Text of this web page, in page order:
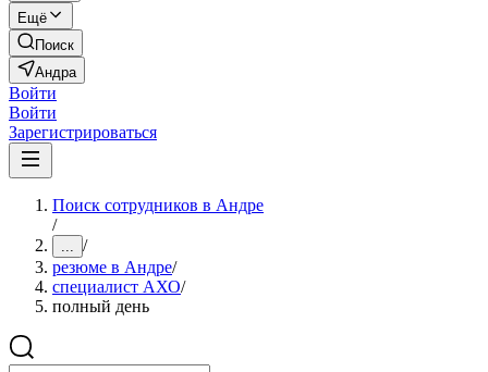
Ещё
Поиск
Андра
Войти
Войти
Зарегистрироваться
Поиск сотрудников в Андре
/
... /
резюме в Андре/
специалист АХО/
полный день